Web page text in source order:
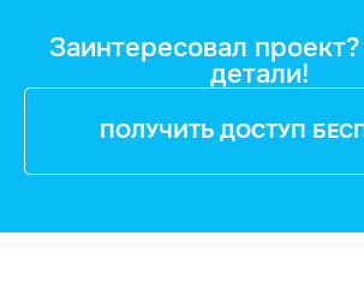
Заинтересовал
детали!
ПОЛУЧИТЬ ДОСТУП